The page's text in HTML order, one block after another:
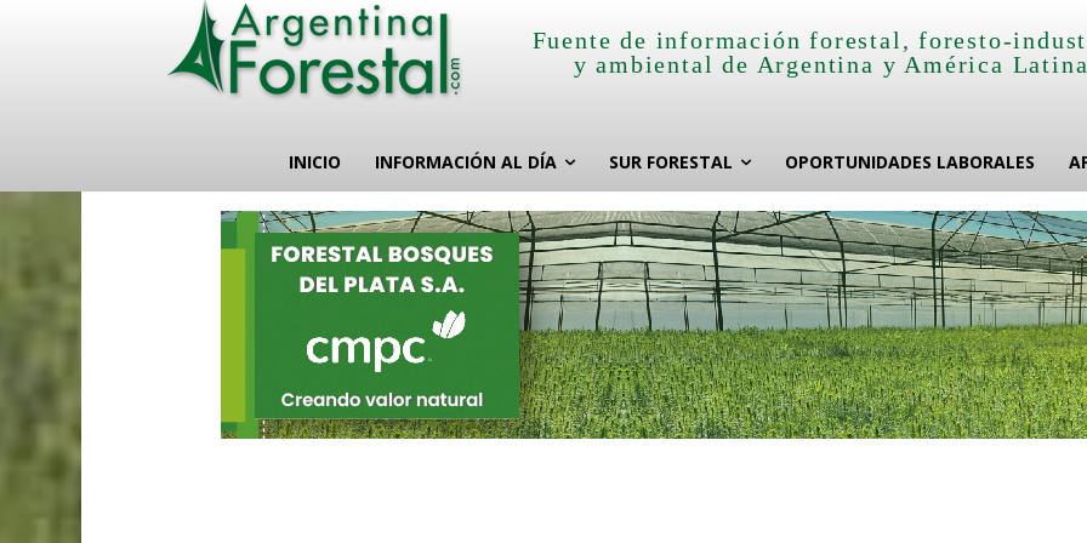
Fuente de información forestal, foresto-
y ambiental de Argentina y América
INICIO INFORMACIÓN AL DÍA SUR FORESTAL OPORTUNIDADES LABORALES